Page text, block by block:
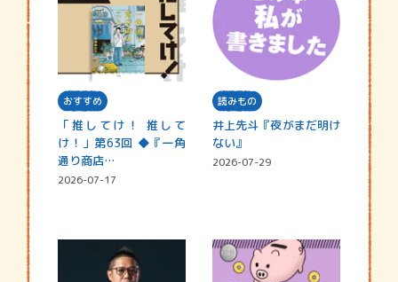
おすすめ
「推してけ！ 推して
け！」第63回 ◆『一角
通り商店…
2026-07-17
読みもの
井上先斗『夜がまだ明け
ない』
2026-07-29